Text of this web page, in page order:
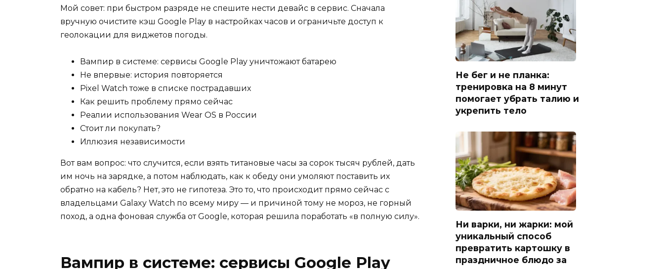
Мой совет: при быстром разряде не спешите нести девайс в сервис. Сначала
вручную очистите кэш Google Play в настройках часов и ограничьте доступ к
геолокации для виджетов погоды.
Вампир в системе: сервисы Google Play уничтожают батарею
Не впервые: история повторяется
Pixel Watch тоже в списке пострадавших
Как решить проблему прямо сейчас
Реалии использования Wear OS в России
Стоит ли покупать?
Иллюзия независимости
Вот вам вопрос: что случится, если взять титановые часы за сорок тысяч рублей, дать
им ночь на зарядке, а потом наблюдать, как к обеду они умоляют поставить их
обратно на кабель? Нет, это не гипотеза. Это то, что происходит прямо сейчас с
владельцами Galaxy Watch по всему миру — и причиной тому не мороз, не горный
поход, а одна фоновая служба от Google, которая решила поработать «в полную силу».
Вампир в системе: сервисы Google Play
Не бег и не планка:
тренировка на 8 минут
помогает убрать талию и
укрепить тело
Ни варки, ни жарки: мой
уникальный способ
превратить картошку в
праздничное блюдо за